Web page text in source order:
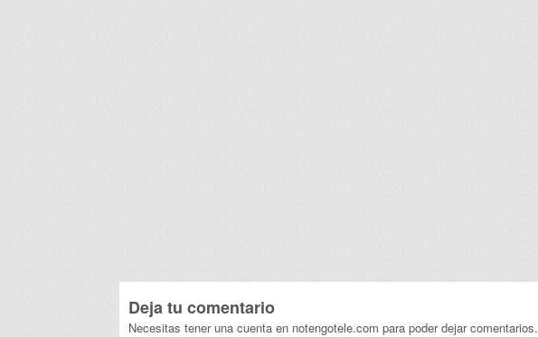
Deja tu comentario
Necesitas tener una cuenta en notengotele.com para poder dejar comentarios.